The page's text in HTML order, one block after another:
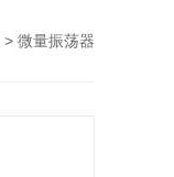
> 微量振荡器